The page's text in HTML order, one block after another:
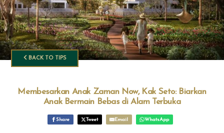
BACK TO TIPS
Membesarkan Anak Zaman Now, Kak Seto: Biarkan
Anak Bermain Bebas di Alam Terbuka
Share Tweet Email WhatsApp